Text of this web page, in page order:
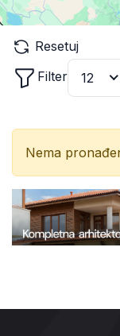
Resetuj
Filter
12
Nema